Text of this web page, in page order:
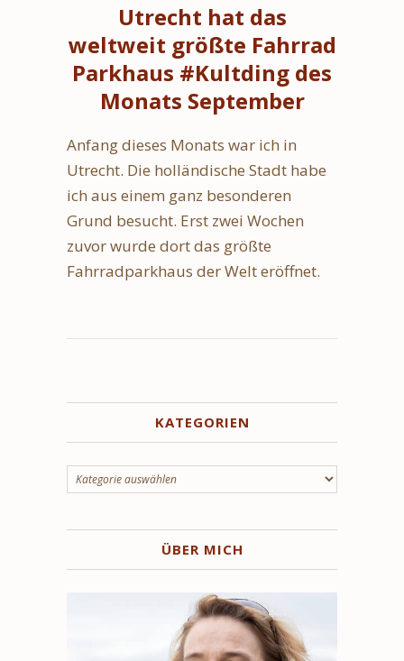
Utrecht hat das
weltweit größte Fahrrad
Parkhaus #Kultding des
Monats September
Anfang dieses Monats war ich in
Utrecht. Die holländische Stadt habe
ich aus einem ganz besonderen
Grund besucht. Erst zwei Wochen
zuvor wurde dort das größte
Fahrradparkhaus der Welt eröffnet.
KATEGORIEN
Kategorien
ÜBER MICH